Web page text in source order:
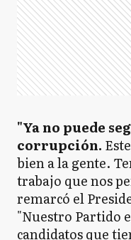
"Ya no puede
corrupción.
bien a la gente.
trabajo que nos
remarcó el
"Nuestro Partido
candidatos que